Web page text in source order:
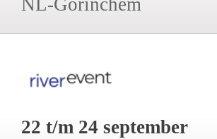
22 t/m 24 september